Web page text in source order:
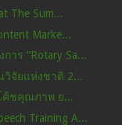
The Sum...
Marke...
าร “Rotary Sa...
วิจัยแห่งชาติ 2...
ค้ชคุณภาพ ย...
Training A...